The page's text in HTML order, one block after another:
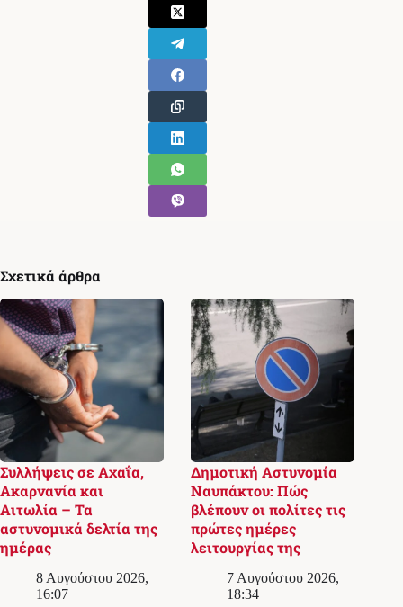
Σχετικά άρθρα
Συλλήψεις σε Αχαΐα,
Ακαρνανία και
Αιτωλία – Τα
αστυνομικά δελτία της
ημέρας
8 Αυγούστου 2026,
16:07
Δημοτική Αστυνομία
Ναυπάκτου: Πώς
βλέπουν οι πολίτες τις
πρώτες ημέρες
λειτουργίας της
7 Αυγούστου 2026,
18:34